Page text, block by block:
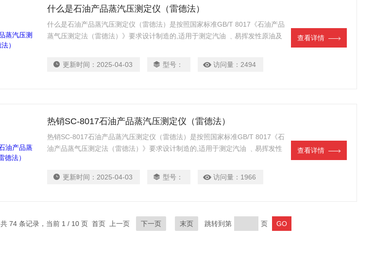
什么是石油产品蒸汽压测定仪（雷德法）
什么是石油产品蒸汽压测定仪（雷德法）是按照国家标准GB/T 8017《石油产品
蒸气压测定法（雷德法）》要求设计制造的,适用于测定汽油 ﹑易挥发性原油及
更新时间： 2025-04-03 型号： 访问量： 2494
查看详情
热销SC-8017石油产品蒸汽压测定仪（雷德法）
热销SC-8017石油产品蒸汽压测定仪（雷德法）是按照国家标准GB/T 8017《石
油产品蒸气压测定法（雷德法）》要求设计制造的,适用于测定汽油 ﹑易挥发性
更新时间： 2025-04-03 型号： 访问量： 1966
查看详情
共 74 条记录，当前 1 / 10 页 首页 上一页 下一页 末页 跳转到第 页